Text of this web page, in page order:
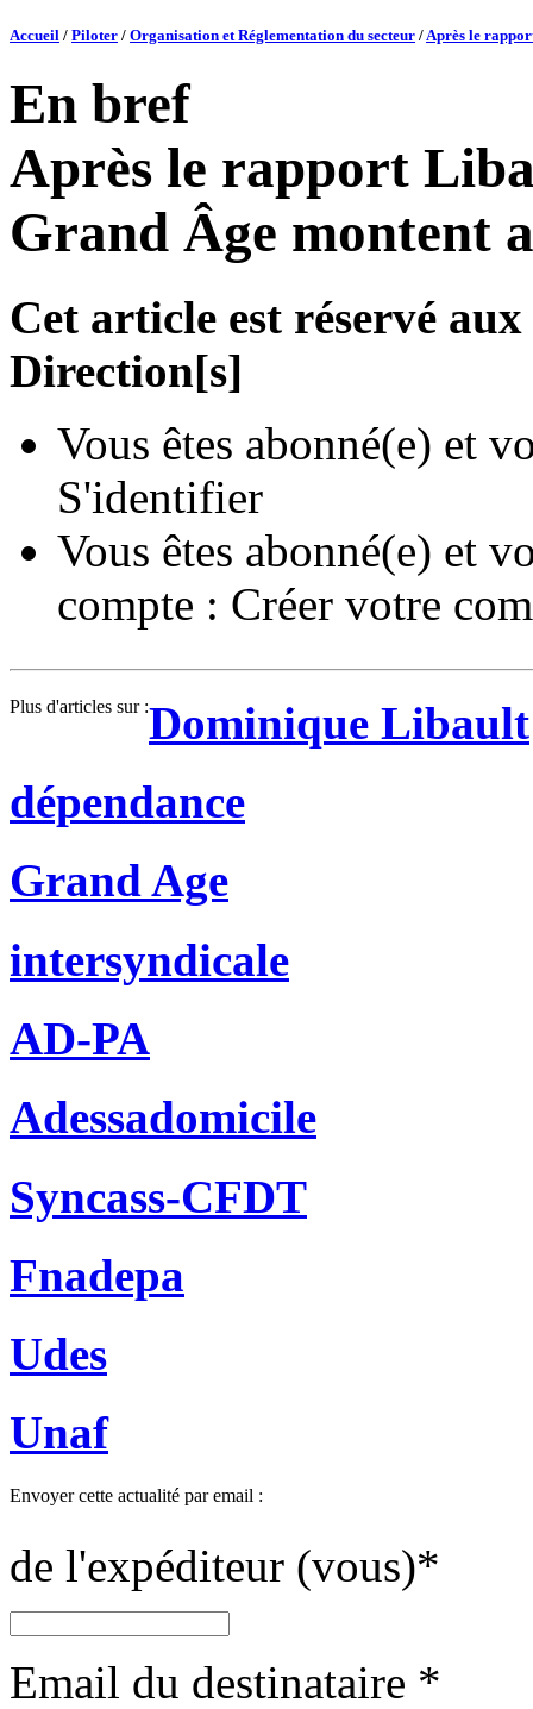
Accueil / Piloter / Organisation et Réglementation du secteur /Après le
En bref
Après le rapport
Grand Âge montent
Cet article est réservé
Direction[s]
Vous êtes abonné(e) et
S'identifier
Vous êtes abonné(e) et
compte : Créer votre
Plus d'articles sur :Dominique Libault
dépendance
Grand Age
intersyndicale
AD-PA
Adessadomicile
Syncass-CFDT
Fnadepa
Udes
Unaf
Envoyer cette actualité par email :
de l'expéditeur (vous)*
Email du destinataire *